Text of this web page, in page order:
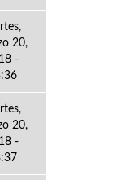
20,
-
20,
-